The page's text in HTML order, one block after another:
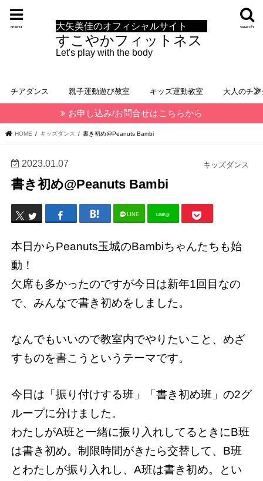
大矢美佳のオフィシャルサイト
すこやかフィットネス
Let's play with the body
search
menu
チアダンス 親子運動遊び教室 キッズ運動教室 大人のチ
お申し込み/お問合せはこちらから
HOME キッズダンス 書き初め@Peanuts Bambi
キッズダンス
2023.01.07
書き初め@Peanuts Bambi
LINE LINE@
本日からPeanuts玉城のBambiちゃんたちも始
動！
欠席も多かったのですが今日は新年1回目なの
で、みんなで書き初めをしました。
なんでもいいので教室内でやりたいこと、めざ
すものを書こうというテーマです。
今日は「振り付けする班」「書き初め班」の2グ
ループに分けました。
わたしがA班と一緒に振り入れしてるときにB班
は書き初め。制限時間がきたら交替して、B班
とわたしが振り入れし、A班は書き初め。とい